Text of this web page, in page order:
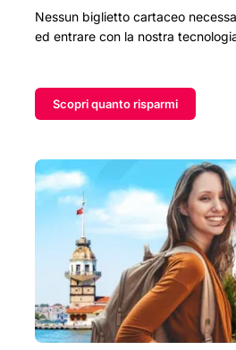
Nessun biglietto cartaceo
ed entrare con la nostra
Scopri quanto risparmi